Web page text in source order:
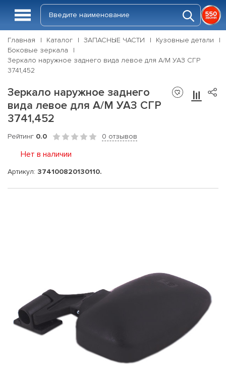
Главная Каталог ЗАПАСНЫЕ ЧАСТИ
Кузовные детали
Боковые зеркала
Зеркало наружное заднего вида левое для А/М УАЗ СГР
3741,452
Зеркало наружное заднего
вида левое для А/М УАЗ СГР
3741,452
Рейтинг 0.0 0 отзывов
Нет в наличии
Артикул: 374100820130110.